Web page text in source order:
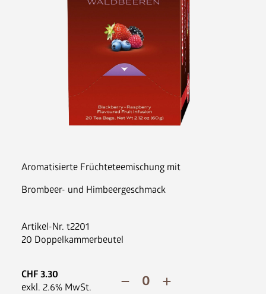
Nespresso Pads
Bohnenkaffee
Instantgenuss
Aufheller, Zucker & Co
Nespresso Pads
Jura
Ansprechpartner
FAQ
Aromatisierte Früchteteemischung mit
Brombeer- und Himbeergeschmack
Artikel-Nr. t2201
20 Doppelkammerbeutel
CHF 3.30
exkl. 2.6% MwSt.